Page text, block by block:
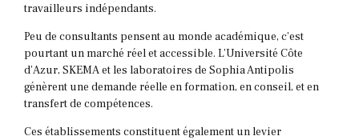
travailleurs indépendants.
Peu de consultants pensent au monde académique, c’est
pourtant un marché réel et accessible. L’Université Côte
d’Azur, SKEMA et les laboratoires de Sophia Antipolis
génèrent une demande réelle en formation, en conseil, et en
transfert de compétences.
Ces établissements constituent également un levier